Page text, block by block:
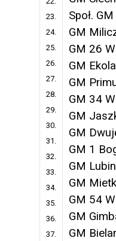
23.
24.
25.
26.
27.
28.
29.
30.
31.
32.
33.
34.
35.
36.
37.
Społ.
GM
GM 26
GM
GM
GM 34
GM
GM
GM 1
GM Lubin
GM
GM 54
GM
GM